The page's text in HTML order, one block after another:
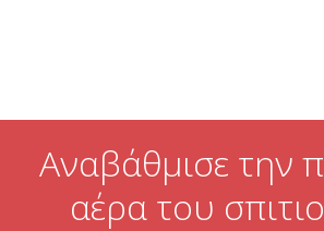
Αναβάθμισε την
αέρα του